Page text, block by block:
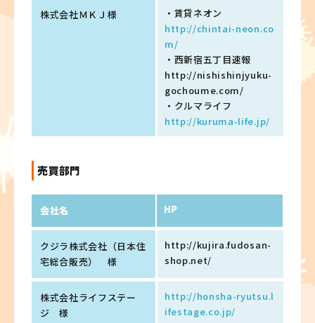
株式会社ＭＫＪ様
・賃貸ネオン
http://chintai-neon.co
m/
・西新宿五丁目速報
http://nishishinjyuku-
gochoume.com/
・クルマライフ
http://kuruma-life.jp/
売買部門
会社名 HP
クジラ株式会社（日本住
宅総合販売） 様
http://kujira.fudosan-
shop.net/
株式会社ライフステー
ジ 様
http://honsha-ryutsu.l
ifestage.co.jp/